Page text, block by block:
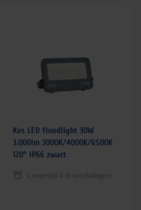
Kos LED floodlight 30W
3.000lm 3000K/4000K/6500K
120° IP66 zwart
Levertijd 4-6 werkdagen